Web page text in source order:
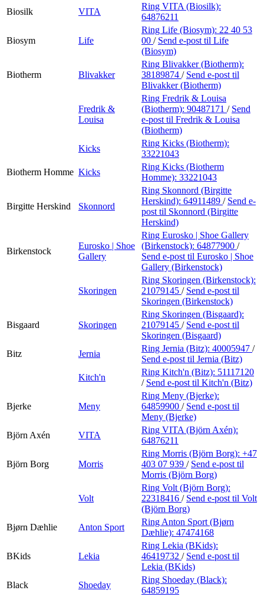
Biosilk
VITA
Ring VITA (Biosilk):
64876211
Biosym Life
Ring Life (Biosym): 22 40 53
00 / Send e-post til Life
(Biosym)
Biotherm Blivakker
Ring Blivakker (Biotherm):
38189874 / Send e-post til
Blivakker (Biotherm)
Fredrik &
Louisa
Ring Fredrik & Louisa
(Biotherm): 90487171 / Send
e-post til Fredrik & Louisa
(Biotherm)
Kicks
Ring Kicks (Biotherm):
33221043
Biotherm Homme Kicks
Ring Kicks (Biotherm
Homme): 33221043
Birgitte Herskind Skonnord
Ring Skonnord (Birgitte
Herskind): 64911489 / Send e-
post til Skonnord (Birgitte
Herskind)
Birkenstock
Eurosko | Shoe
Gallery
Ring Eurosko | Shoe Gallery
(Birkenstock): 64877900 /
Send e-post til Eurosko | Shoe
Gallery (Birkenstock)
Skoringen
Ring Skoringen (Birkenstock):
21079145 / Send e-post til
Skoringen (Birkenstock)
Bisgaard Skoringen
Ring Skoringen (Bisgaard):
21079145 / Send e-post til
Skoringen (Bisgaard)
Bitz
Jernia
Ring Jernia (Bitz): 40005947 /
Send e-post til Jernia (Bitz)
Kitch'n
Ring Kitch'n (Bitz): 51117120
/ Send e-post til Kitch'n (Bitz)
Bjerke Meny
Ring Meny (Bjerke):
64859900 / Send e-post til
Meny (Bjerke)
Björn Axén
VITA
Ring VITA (Björn Axén):
64876211
Björn Borg Morris
Ring Morris (Björn Borg): +47
403 07 939 / Send e-post til
Morris (Björn Borg)
Volt
Ring Volt (Björn Borg):
22318416 / Send e-post til Volt
(Björn Borg)
Bjørn Dæhlie
Anton Sport
Ring Anton Sport (Bjørn
Dæhlie): 47474168
BKids Lekia
Ring Lekia (BKids):
46419732 / Send e-post til
Lekia (BKids)
Black
Shoeday
Ring Shoeday (Black):
64859195